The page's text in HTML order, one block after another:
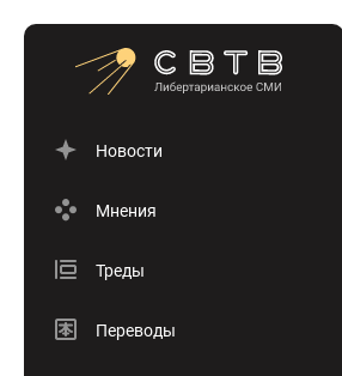
Новости
Мнения
Треды
Переводы